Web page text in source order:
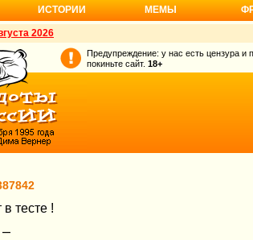
ИСТОРИИ МЕМЫ
2026
Предупреждение: у нас есть цензура и
покиньте сайт. 18+
в тесте !
–